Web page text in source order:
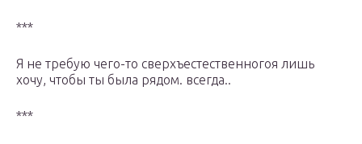
***
Я не требую чего-то сверхъестественногоя лишь
хочу, чтобы ты была рядом. всегда..
***